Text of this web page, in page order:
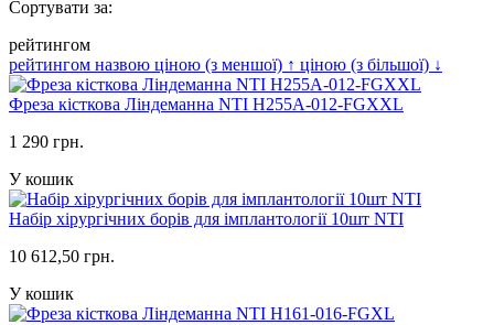
Сортувати за:
рейтингом
рейтингом назвою ціною (з меншої) ↑ ціною (з більшої) ↓
Фреза кісткова Ліндеманна NTI H255A-012-FGXXL
1 290 грн.
У кошик
Набір хірургічних борів для імплантології 10шт NTI
10 612,50 грн.
У кошик